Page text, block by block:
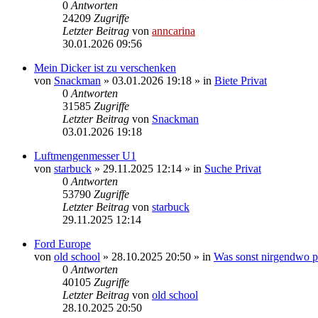
0 Antworten
24209 Zugriffe
Letzter Beitrag von anncarina
30.01.2026 09:56
Mein Dicker ist zu verschenken
von Snackman » 03.01.2026 19:18 » in Biete Privat
0 Antworten
31585 Zugriffe
Letzter Beitrag von Snackman
03.01.2026 19:18
Luftmengenmesser U1
von starbuck » 29.11.2025 12:14 » in Suche Privat
0 Antworten
53790 Zugriffe
Letzter Beitrag von starbuck
29.11.2025 12:14
Ford Europe
von old school » 28.10.2025 20:50 » in Was sonst nirgendwo
0 Antworten
40105 Zugriffe
Letzter Beitrag von old school
28.10.2025 20:50